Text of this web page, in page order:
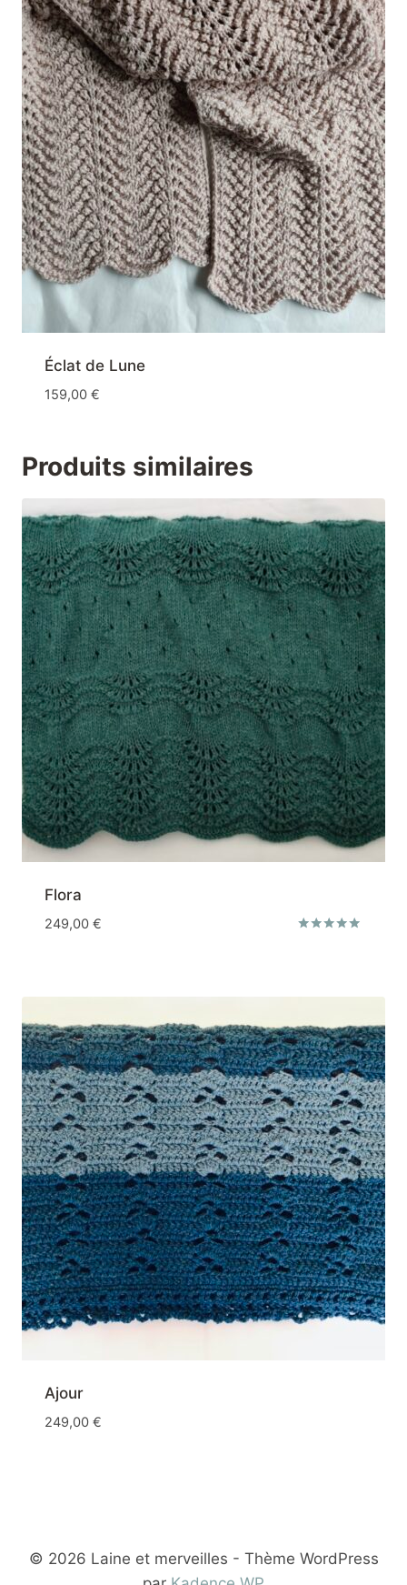
Éclat de Lune
159,00 €
Produits similaires
Flora
249,00 €
Ajour
249,00 €
© 2026 Laine et merveilles - Thème WordPress